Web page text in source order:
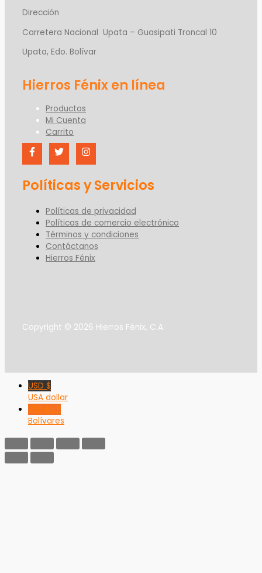
Dirección
Carretera Nacional Upata – Guasipati Troncal 10
Upata, Edo. Bolívar
Productos
Mi Cuenta
Carrito
Políticas y Servicios
Políticas de privacidad
Políticas de comercio electrónico
Términos y condiciones
Contáctanos
Hierros Fénix
Copyright © 2026 Hierros Fénix, C.A.
USD $
USA dollar
VED Bs F
Bolívares